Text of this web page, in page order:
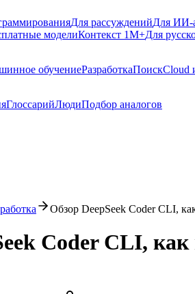
Для рассужденийДля ИИ-
моделиКонтекст 1M+Для
обучениеРазработкаПоискCloud
ГлоссарийЛюдиПодбор аналогов
Обзор DeepSeek Coder CLI,
Coder CLI, как